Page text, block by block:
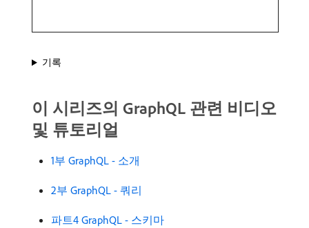
기록
이 시리즈의 GraphQL 관련 비디오
및 튜토리얼
1부 GraphQL - 소개
2부 GraphQL - 쿼리
파트4 GraphQL - 스키마